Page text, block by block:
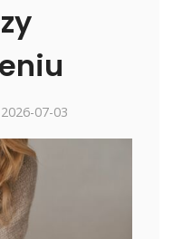
2026-07-03